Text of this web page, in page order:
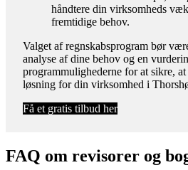
håndtere din virksomheds
fremtidige behov.
Valget af regnskabsprogram bør
analyse af dine behov og en
programmulighederne for at sikre,
løsning for din virksomhed i
Få et gratis tilbud her
FAQ om revisorer og